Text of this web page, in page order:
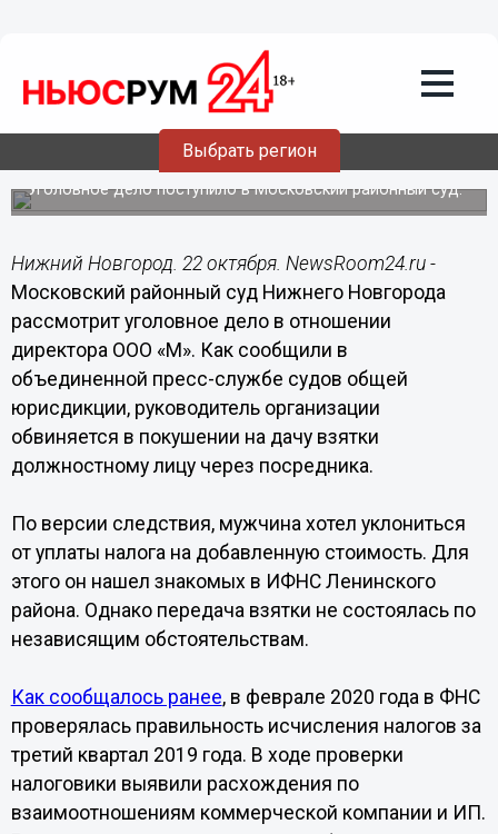
Выбрать регион
22.10.202020:05
Директора нижегородской фирмы
будут судить за взятку налоговикам
Уголовное дело поступило в Московский районный суд.
Нижний Новгород. 22 октября. NewsRoom24.ru -
Московский районный суд Нижнего Новгорода
рассмотрит уголовное дело в отношении
директора ООО «М». Как сообщили в
объединенной пресс-службе судов общей
юрисдикции, руководитель организации
обвиняется в покушении на дачу взятки
должностному лицу через посредника.
По версии следствия, мужчина хотел уклониться
от уплаты налога на добавленную стоимость. Для
этого он нашел знакомых в ИФНС Ленинского
района. Однако передача взятки не состоялась по
независящим обстоятельствам.
Как сообщалось ранее, в феврале 2020 года в ФНС
проверялась правильность исчисления налогов за
третий квартал 2019 года. В ходе проверки
налоговики выявили расхождения по
взаимоотношениям коммерческой компании и ИП.